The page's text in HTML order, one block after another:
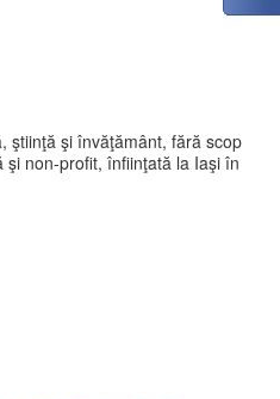
ştiinţă şi învăţământ, fără scop
non-profit, înfiinţată la Iaşi în